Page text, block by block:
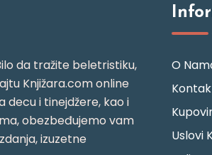
da tražite beletristiku,
Knjižara.com online
decu i tinejdžere, kao i
obezbeđujemo vam
izuzetne
O
Uslovi